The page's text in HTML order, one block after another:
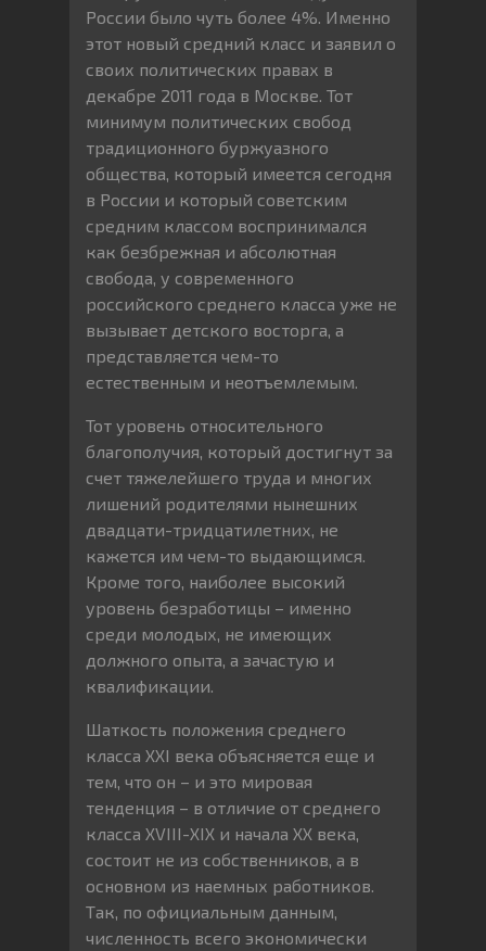
России было чуть более 4%. Именно
этот новый средний класс и заявил о
своих политических правах в
декабре 2011 года в Москве. Тот
минимум политических свобод
традиционного буржуазного
общества, который имеется сегодня
в России и который советским
средним классом воспринимался
как безбрежная и абсолютная
свобода, у современного
российского среднего класса уже не
вызывает детского восторга, а
представляется чем-то
естественным и неотъемлемым.
Тот уровень относительного
благополучия, который достигнут за
счет тяжелейшего труда и многих
лишений родителями нынешних
двадцати-тридцатилетних, не
кажется им чем-то выдающимся.
Кроме того, наиболее высокий
уровень безработицы – именно
среди молодых, не имеющих
должного опыта, а зачастую и
квалификации.
Шаткость положения среднего
класса XXI века объясняется еще и
тем, что он – и это мировая
тенденция – в отличие от среднего
класса XVIII-XIX и начала XX века,
состоит не из собственников, а в
основном из наемных работников.
Так, по официальным данным,
численность всего экономически